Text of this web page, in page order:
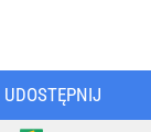
UDOSTĘPNIJ